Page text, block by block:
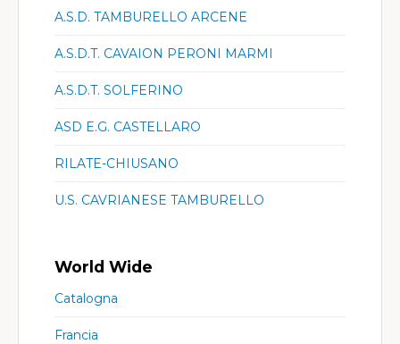
A.S.D. TAMBURELLO ARCENE
A.S.D.T. CAVAION PERONI MARMI
A.S.D.T. SOLFERINO
ASD E.G. CASTELLARO
RILATE-CHIUSANO
U.S. CAVRIANESE TAMBURELLO
World Wide
Catalogna
Francia